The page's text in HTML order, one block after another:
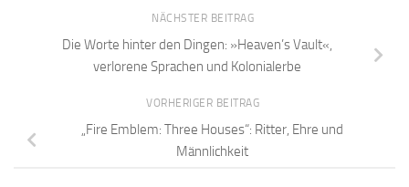
NÄCHSTER BEITRAG
Die Worte hinter den Dingen: »Heaven’s Vault«,
verlorene Sprachen und Kolonialerbe
VORHERIGER BEITRAG
„Fire Emblem: Three Houses“: Ritter, Ehre und
Männlichkeit